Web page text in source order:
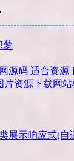
梦
源码 适合资源
片资源下载网